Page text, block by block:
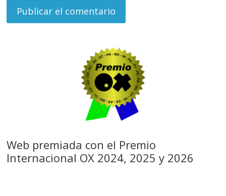
Web premiada con el Premio
Internacional OX 2024, 2025 y 2026